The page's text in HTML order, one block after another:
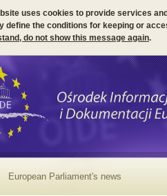
uses cookies to provide services
define the conditions for keeping or
do not show this message again.
European Parliament's news